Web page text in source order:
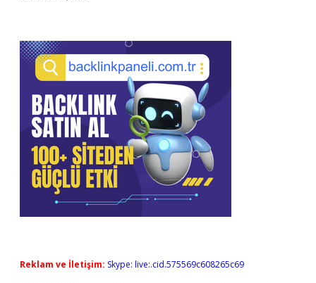
Reklam ve İletişim: Skype: live:.cid.575569c608265c69